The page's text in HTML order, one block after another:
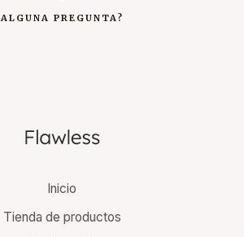
ALGUNA PREGUNTA?
Inicio
Tienda de productos